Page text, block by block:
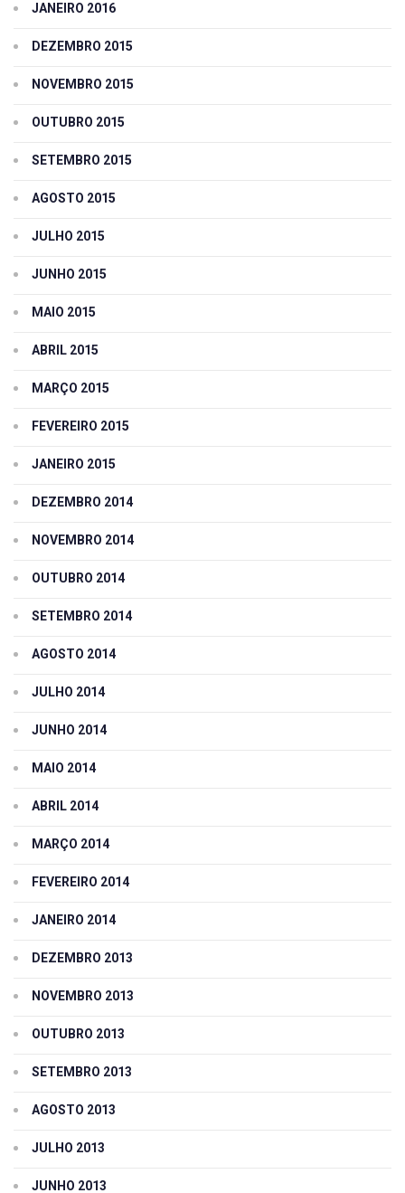
JANEIRO 2016
DEZEMBRO 2015
NOVEMBRO 2015
OUTUBRO 2015
SETEMBRO 2015
AGOSTO 2015
JULHO 2015
JUNHO 2015
MAIO 2015
ABRIL 2015
MARÇO 2015
FEVEREIRO 2015
JANEIRO 2015
DEZEMBRO 2014
NOVEMBRO 2014
OUTUBRO 2014
SETEMBRO 2014
AGOSTO 2014
JULHO 2014
JUNHO 2014
MAIO 2014
ABRIL 2014
MARÇO 2014
FEVEREIRO 2014
JANEIRO 2014
DEZEMBRO 2013
NOVEMBRO 2013
OUTUBRO 2013
SETEMBRO 2013
AGOSTO 2013
JULHO 2013
JUNHO 2013